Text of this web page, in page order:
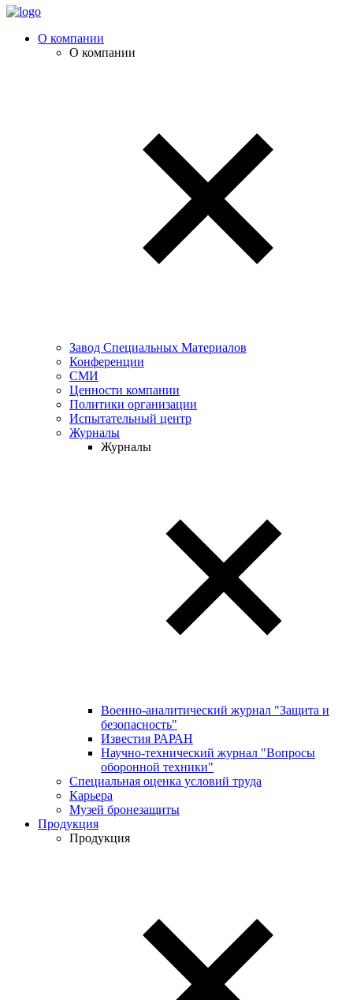
О компании
О компании
Завод Специальных Материалов
Конференции
СМИ
Ценности компании
Политики организации
Испытательный центр
Журналы
Журналы
Военно-аналитический журнал "Защита и
безопасность"
Известия РАРАН
Научно-технический журнал "Вопросы
оборонной техники"
Специальная оценка условий труда
Карьера
Музей бронезащиты
Продукция
Продукция